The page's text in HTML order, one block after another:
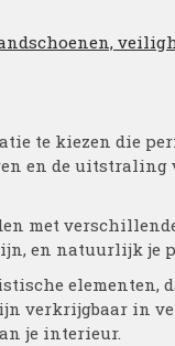
te kiezen die
en de uitstraling
met
en natuurlijk je
elementen,
verkrijgbaar in
je interieur.